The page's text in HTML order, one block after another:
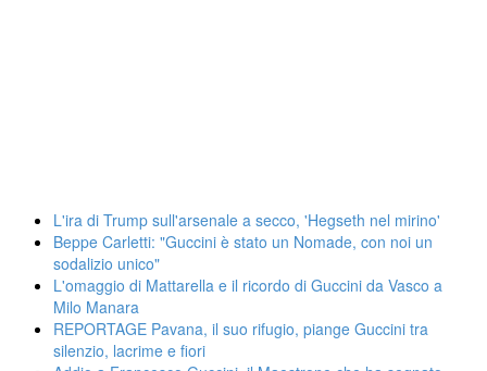
L'ira di Trump sull'arsenale a secco, 'Hegseth nel mirino'
Beppe Carletti: "Guccini è stato un Nomade, con noi un
sodalizio unico"
L'omaggio di Mattarella e il ricordo di Guccini da Vasco a
Milo Manara
REPORTAGE Pavana, il suo rifugio, piange Guccini tra
silenzio, lacrime e fiori